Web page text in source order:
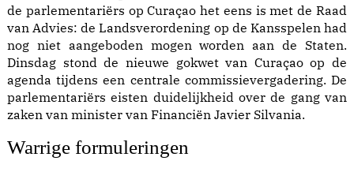
de parlementariërs op Curaçao het eens is met de Raad
van Advies: de Landsverordening op de Kansspelen had
nog niet aangeboden mogen worden aan de Staten.
Dinsdag stond de nieuwe gokwet van Curaçao op de
agenda tijdens een centrale commissievergadering. De
parlementariërs eisten duidelijkheid over de gang van
zaken van minister van Financiën Javier Silvania.
Warrige formuleringen